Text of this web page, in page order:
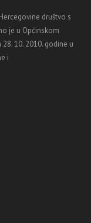
društvo s
je u Općinskom
10. 2010. godine u
i